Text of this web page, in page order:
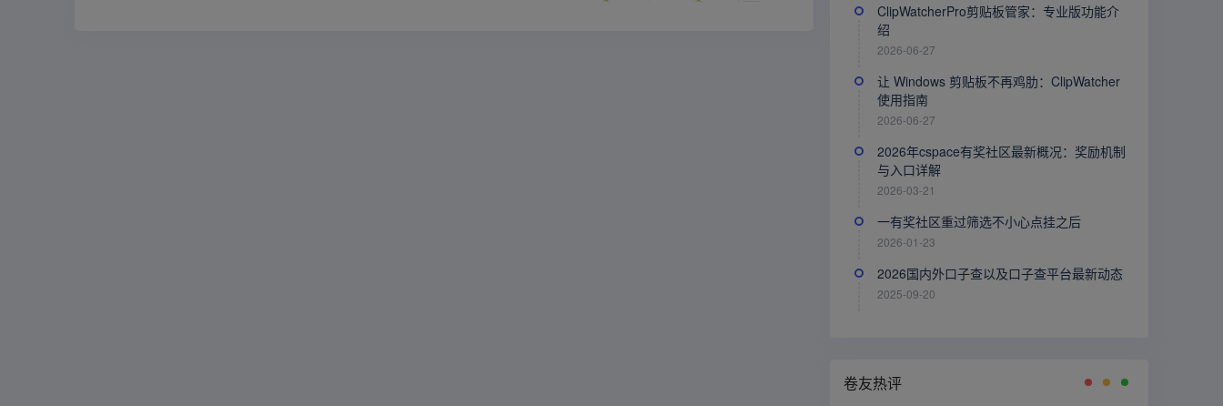
ClipWatcherPro剪贴板管家：专业版功能介
绍
2026-06-27
让 Windows 剪贴板不再鸡肋：ClipWatcher
使用指南
2026-06-27
2026年cspace有奖社区最新概况：奖励机制
与入口详解
2026-03-21
一有奖社区重过筛选不小心点挂之后
2026-01-23
2026国内外口子查以及口子查平台最新动态
2025-09-20
卷友热评